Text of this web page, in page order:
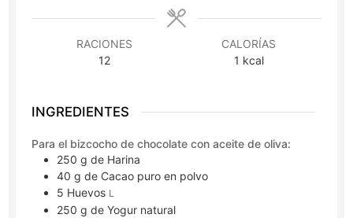
RACIONES
12
CALORÍAS
1 kcal
INGREDIENTES
Para el bizcocho de chocolate con aceite de oliva:
250 g de Harina
40 g de Cacao puro en polvo
5 Huevos L
250 g de Yogur natural